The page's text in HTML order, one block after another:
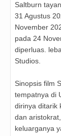
Saltburn
31 Agustus
November
pada 24
diperluas.
Studios.
Sinopsis film
tempatnya di
dirinya ditarik
dan
keluarganya